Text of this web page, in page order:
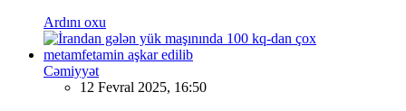
Ardını oxu
Cəmiyyət
12 Fevral 2025, 16:50